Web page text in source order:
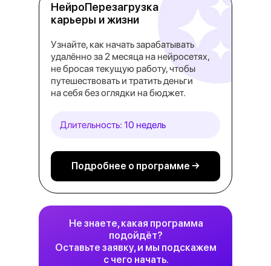
НейроПерезагрузка
карьеры и жизни
Подробнее о программе →
Узнайте, как начать зарабатывать
удалённо за 2 месяца на нейросетях,
не бросая текущую работу, чтобы
путешествовать и тратить деньги
на себя без оглядки на бюджет.
Длительность: 10 недель
Не знаете, какая программа
подойдёт?
Оставьте заявку, и мы подскажем
с чего начать.